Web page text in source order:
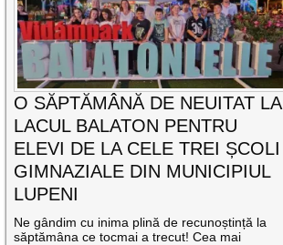
O SĂPTĂMÂNĂ DE NEUITAT LA
LACUL BALATON PENTRU
ELEVI DE LA CELE TREI ȘCOLI
GIMNAZIALE DIN MUNICIPIUL
LUPENI
Ne gândim cu inima plină de recunoștință la
săptămâna ce tocmai a trecut! Cea mai